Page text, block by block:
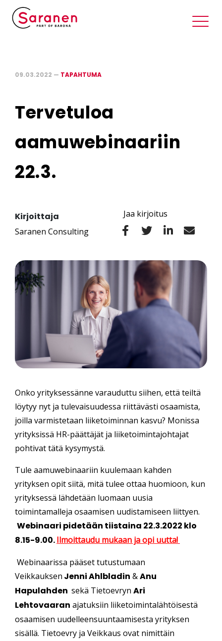
09.03.2022 — TAPAHTUMA
Tervetuloa
aamuwebinaariin
22.3.
Kirjoittaja
Saranen Consulting
Jaa kirjoitus
Onko yrityksessänne varauduttu siihen, että teiltä
löytyy nyt ja tulevaisuudessa riittävästi osaamista,
joilla varmistetaan liiketoiminnan kasvu? Monissa
yrityksissä HR-päättäjät ja liiketoimintajohtajat
pohtivat tätä kysymystä.
Tule aamuwebinaariin kuulemaan kahden
yrityksen opit siitä, mitä tulee ottaa huomioon, kun
yrityksessä lähdetään luomaan uusia
toimintamalleja osaamisen uudistamiseen liittyen.
Webinaari pidetään tiistaina 22.3.2022 klo
8.15-9.00.Ilmoittaudu mukaan ja opi uutta!
Webinaarissa pääset tutustumaan
Veikkauksen Jenni Ahlbladin &Anu
Hapulahden sekä Tietoevryn Ari
Lehtovaaran ajatuksiin liiketoimintalähtöisestä
osaamisen uudelleensuuntaamisesta yrityksen
sisällä. Tietoevry ja Veikkaus ovat nimittäin